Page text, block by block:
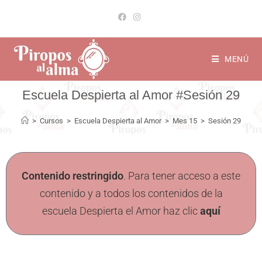
MENÚ
Sesión 29
> Cursos > Escuela Despierta al Amor > Mes 15 > Sesión 29
Contenido restringido. Para tener acceso a este
contenido y a todos los contenidos de la
escuela Despierta el Amor haz clicaquí